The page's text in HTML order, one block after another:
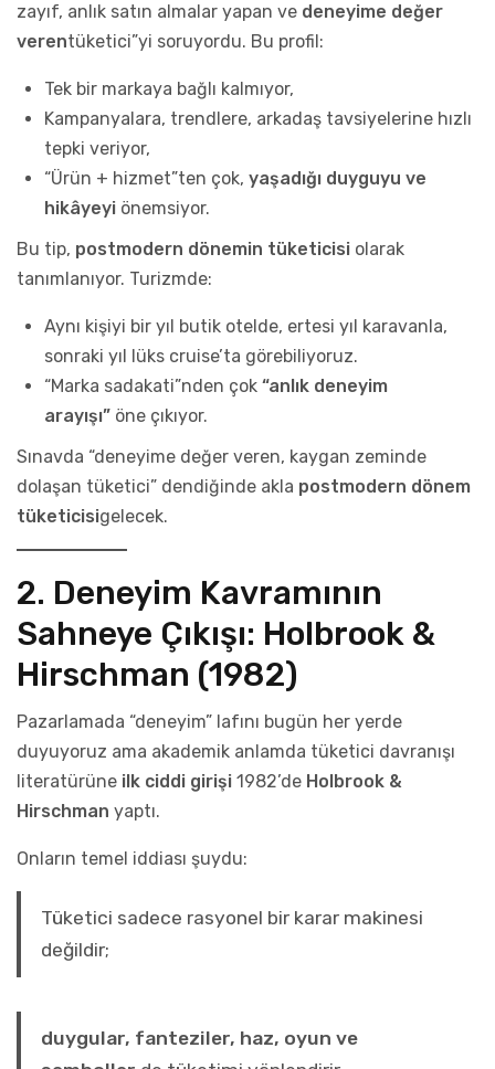
zayıf, anlık satın almalar yapan ve deneyime değer
verentüketici”yi soruyordu. Bu profil:
Tek bir markaya bağlı kalmıyor,
Kampanyalara, trendlere, arkadaş tavsiyelerine hızlı
tepki veriyor,
“Ürün + hizmet”ten çok, yaşadığı duyguyu ve
hikâyeyi önemsiyor.
Bu tip, postmodern dönemin tüketicisi olarak
tanımlanıyor. Turizmde:
Aynı kişiyi bir yıl butik otelde, ertesi yıl karavanla,
sonraki yıl lüks cruise’ta görebiliyoruz.
“Marka sadakati”nden çok “anlık deneyim
arayışı” öne çıkıyor.
Sınavda “deneyime değer veren, kaygan zeminde
dolaşan tüketici” dendiğinde akla postmodern dönem
tüketicisigelecek.
2. Deneyim Kavramının
Sahneye Çıkışı: Holbrook &
Hirschman (1982)
Pazarlamada “deneyim” lafını bugün her yerde
duyuyoruz ama akademik anlamda tüketici davranışı
literatürüne ilk ciddi girişi 1982’de Holbrook &
Hirschman yaptı.
Onların temel iddiası şuydu:
Tüketici sadece rasyonel bir karar makinesi
değildir;
duygular, fanteziler, haz, oyun ve